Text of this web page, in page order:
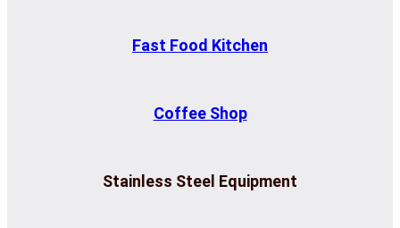
Fast Food Kitchen
Coffee Shop
Stainless Steel Equipment